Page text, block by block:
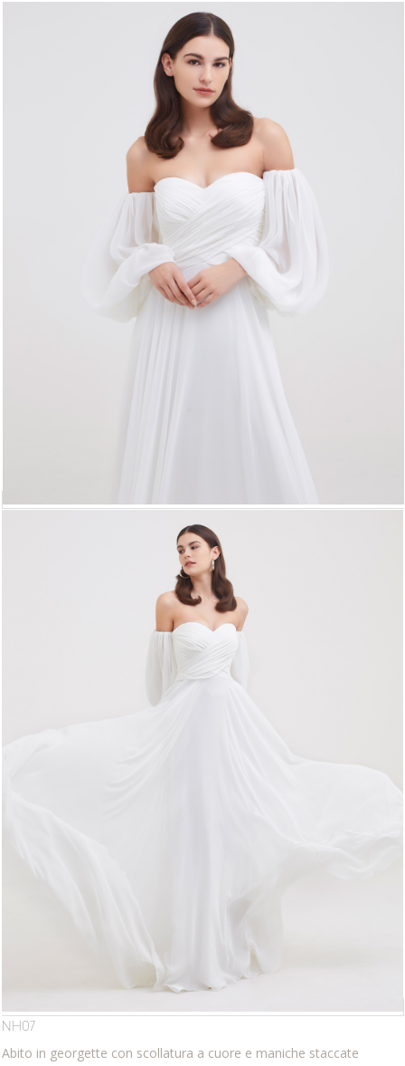
NH07
Abito in georgette con scollatura a cuore e maniche staccate